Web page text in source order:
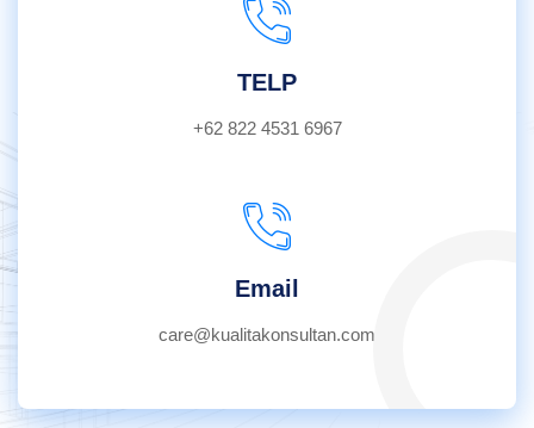
TELP
+62 822 4531 6967
Email
care@kualitakonsultan.com